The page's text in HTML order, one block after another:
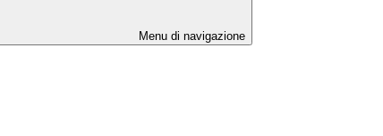
Menu di navigazione